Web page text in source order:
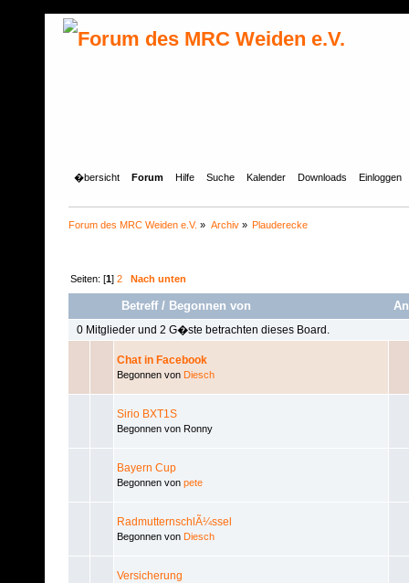
�bersicht Forum Hilfe Suche Kalender Downloads Einloggen
Forum des MRC Weiden e.V. » Archiv» Plauderecke
Seiten: [1]2 Nach unten
Betreff/ Begonnen von
0 Mitglieder und 2 G�ste betrachten dieses Board.
Chat in Facebook
Begonnen von Diesch
Sirio BXT1S
Begonnen von Ronny
Bayern Cup
Begonnen von pete
RadmutternschlÃ¼ssel
Begonnen von Diesch
Versicherung